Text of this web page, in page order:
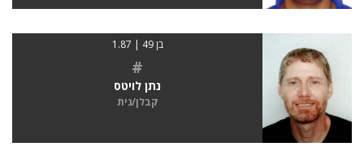
בן 49 | 1.87
#
נתן לויטס
קבלן/נית